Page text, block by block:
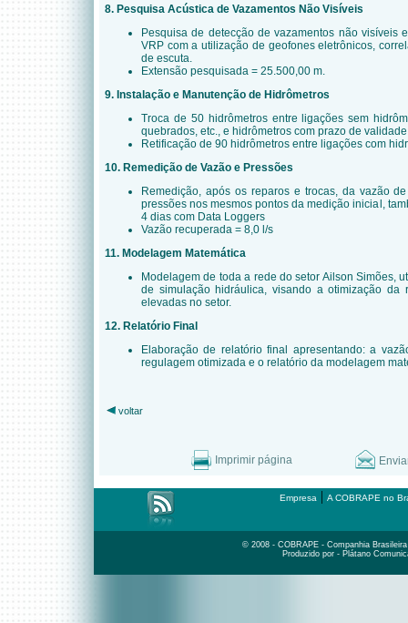
8. Pesquisa Acústica de Vazamentos Não Visíveis
Pesquisa de detecção de vazamentos não visíveis
VRP com a utilização de geofones eletrônicos,
de escuta.
Extensão pesquisada = 25.500,00 m.
9. Instalação e Manutenção de Hidrômetros
Troca de 50 hidrômetros entre ligações sem
quebrados, etc., e hidrômetros com prazo de
Retificação de 90 hidrômetros entre ligações com
10. Remedição de Vazão e Pressões
Remedição, após os reparos e trocas, da vazão
pressões nos mesmos pontos da medição inicial,
4 dias com Data Loggers
Vazão recuperada = 8,0 l/s
11. Modelagem Matemática
Modelagem de toda a rede do setor Ailson Simões,
de simulação hidráulica, visando a otimização
elevadas no setor.
12. Relatório Final
Elaboração de relatório final apresentando: a
regulagem otimizada e o relatório da modelagem
voltar
Imprimir página
Empresa | A COBRAPE no
© 2008 - COBRAPE - Companhia
Produzido por - Plátano